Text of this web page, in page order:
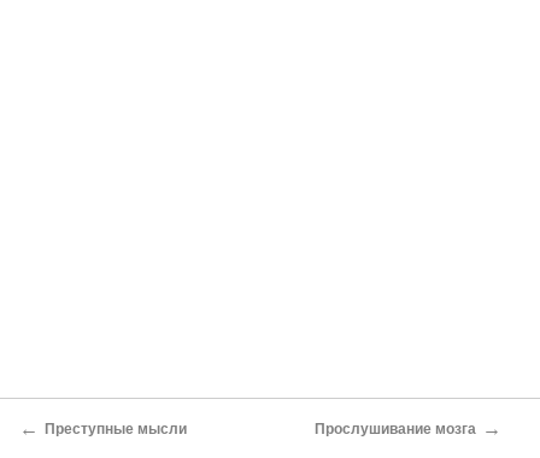
← Преступные мысли Прослушивание мозга →